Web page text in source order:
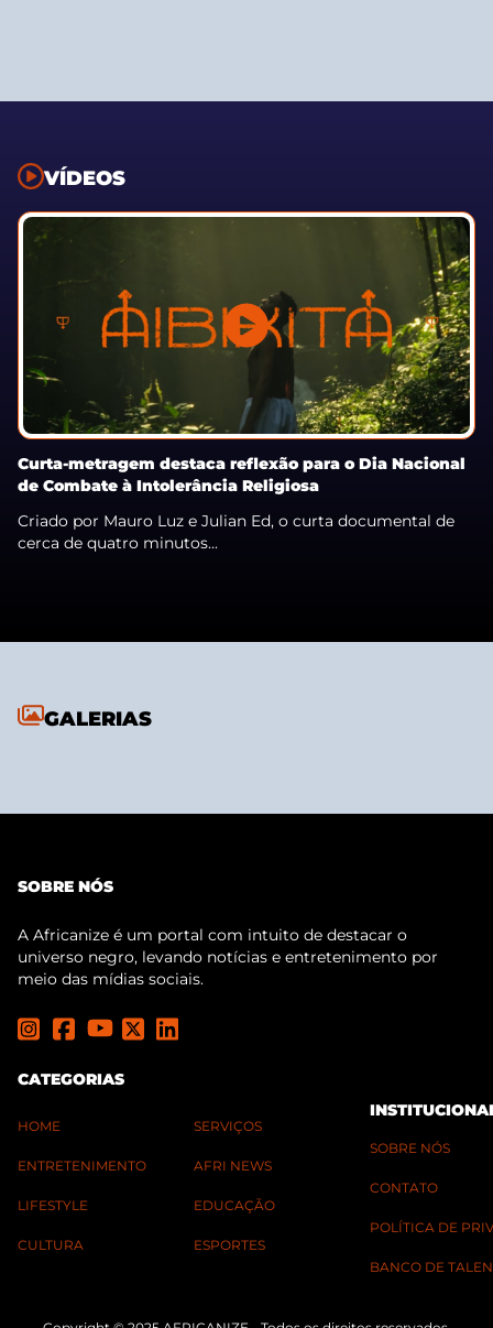
VÍDEOS
Curta-metragem destaca reflexão para o Dia Nacional
de Combate à Intolerância Religiosa
Criado por Mauro Luz e Julian Ed, o curta documental de
cerca de quatro minutos...
GALERIAS
SOBRE NÓS
A Africanize é um portal com intuito de destacar o
universo negro, levando notícias e entretenimento por
meio das mídias sociais.
CATEGORIAS
HOME
ENTRETENIMENTO
LIFESTYLE
CULTURA
SERVIÇOS
AFRI NEWS
EDUCAÇÃO
ESPORTES
SOBRE NÓS
CONTATO
POLÍTICA DE
BANCO DE